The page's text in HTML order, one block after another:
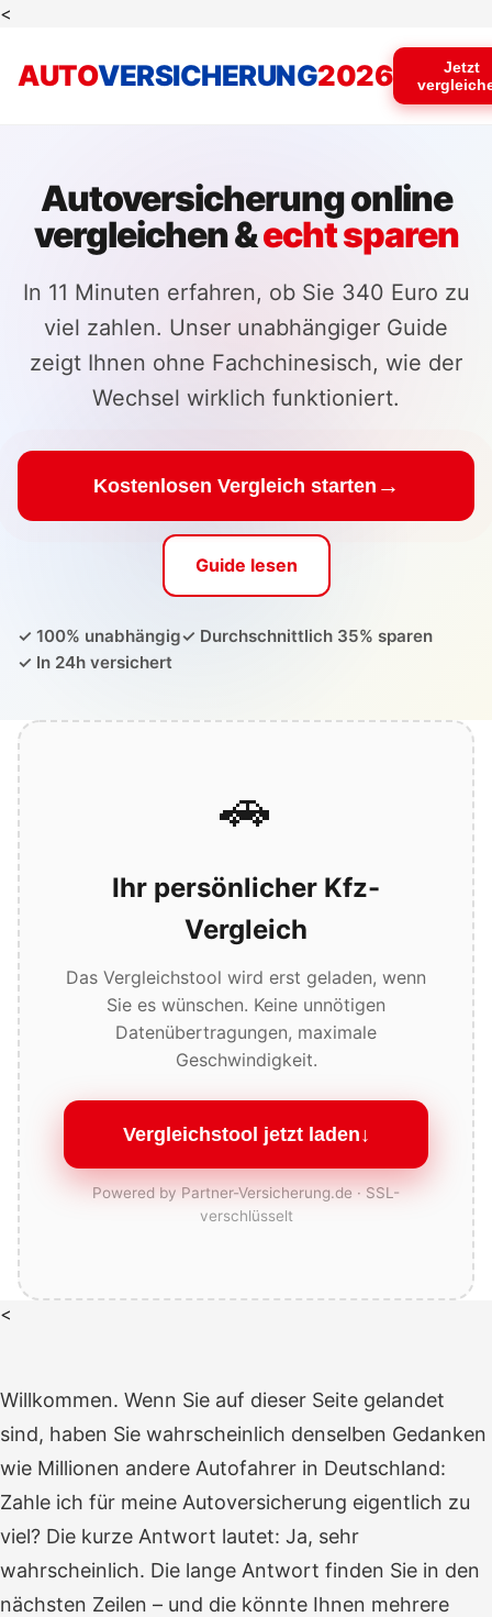
<
AUTOVERSICHERUNG2026
Jetzt
Autoversicherung online
vergleichen &echt sparen
In 11 Minuten erfahren, ob Sie 340 Euro zu
viel zahlen. Unser unabhängiger Guide
zeigt Ihnen ohne Fachchinesisch, wie der
Wechsel wirklich funktioniert.
Kostenlosen Vergleich starten →
Guide lesen
✓ 100% unabhängig✓ Durchschnittlich 35% sparen
✓ In 24h versichert
🚗
Ihr persönlicher Kfz-
Vergleich
Das Vergleichstool wird erst geladen, wenn
Sie es wünschen. Keine unnötigen
Datenübertragungen, maximale
Geschwindigkeit.
Vergleichstool jetzt laden↓
Powered by Partner-Versicherung.de · SSL-
verschlüsselt
<
Willkommen. Wenn Sie auf dieser Seite gelandet
sind, haben Sie wahrscheinlich denselben Gedanken
wie Millionen andere Autofahrer in Deutschland:
Zahle ich für meine Autoversicherung eigentlich zu
viel? Die kurze Antwort lautet: Ja, sehr
wahrscheinlich. Die lange Antwort finden Sie in den
nächsten Zeilen – und die könnte Ihnen mehrere